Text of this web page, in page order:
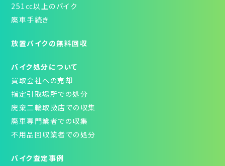
251㏄以上のバイク
廃車手続き
放置バイクの無料回収
バイク処分について
買取会社への売却
指定引取場所での処分
廃棄二輪取扱店での収集
廃車専門業者での収集
不用品回収業者での処分
バイク査定事例